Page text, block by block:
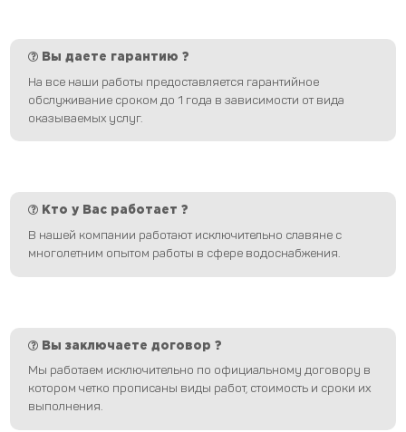
Вы даете гарантию ?
На все наши работы предоставляется гарантийное
обслуживание сроком до 1 года в зависимости от вида
оказываемых услуг.
Кто у Вас работает ?
В нашей компании работают исключительно славяне с
многолетним опытом работы в сфере водоснабжения.
Вы заключаете договор ?
Мы работаем исключительно по официальному договору в
котором четко прописаны виды работ, стоимость и сроки их
выполнения.